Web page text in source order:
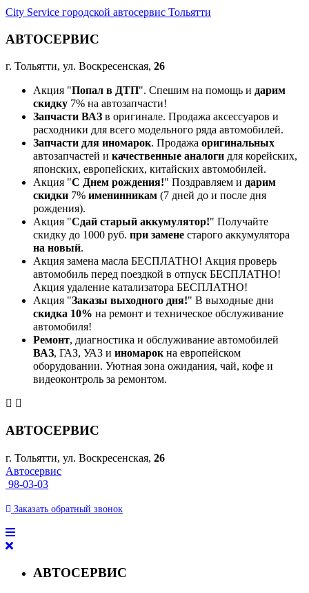
City Service городской автосервис Тольятти
АВТОСЕРВИС
г. Тольятти, ул. Воскресенская, 26
Акция "Попал в ДТП". Спешим на помощь и дарим
скидку 7% на автозапчасти!
Запчасти ВАЗ в оригинале. Продажа аксессуаров и
расходники для всего модельного ряда автомобилей.
Запчасти для иномарок. Продажа оригинальных
автозапчастей и качественные аналоги для корейских,
японских, европейских, китайских автомобилей.
Акция "С Днем рождения!" Поздравляем и дарим
скидки 7% именинникам (7 дней до и после дня
рождения).
Акция "Сдай старый аккумулятор!" Получайте
скидку до 1000 руб. при замене старого аккумулятора
на новый.
Акция замена масла БЕСПЛАТНО! Акция проверь
автомобиль перед поездкой в отпуск БЕСПЛАТНО!
Акция удаление катализатора БЕСПЛАТНО!
Акция "Заказы выходного дня!" В выходные дни
скидка 10% на ремонт и техническое обслуживание
автомобиля!
Ремонт, диагностика и обслуживание автомобилей
ВАЗ, ГАЗ, УАЗ и иномарокна европейском
оборудовании. Уютная зона ожидания, чай, кофе и
видеоконтроль за ремонтом.
АВТОСЕРВИС
г. Тольятти, ул. Воскресенская, 26
Автосервис
98-03-03
Заказать обратный звонок
АВТОСЕРВИС